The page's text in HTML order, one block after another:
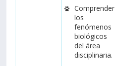
Comprender
los
fenómenos
biológicos
del área
disciplinaria.